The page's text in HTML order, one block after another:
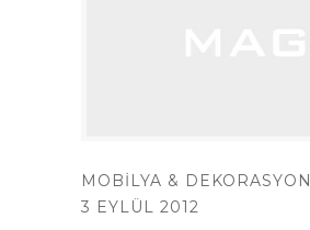
MOBILYA & DEKORASYON
3 EYLÜL 2012